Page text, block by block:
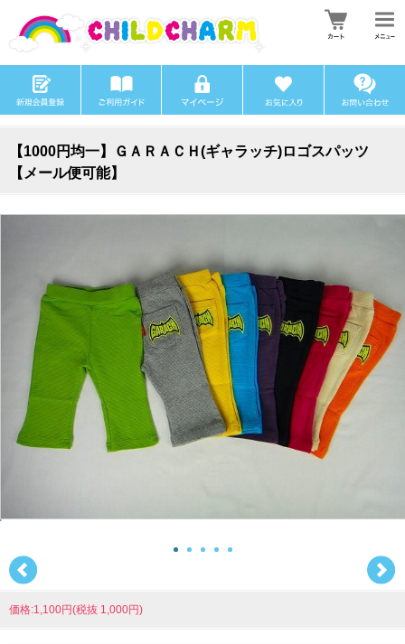
【1000円均一】ＧＡＲＡＣＨ(ギャラッチ)ロゴスパッツ
【メール便可能】
価格:1,100円(税抜 1,000円)